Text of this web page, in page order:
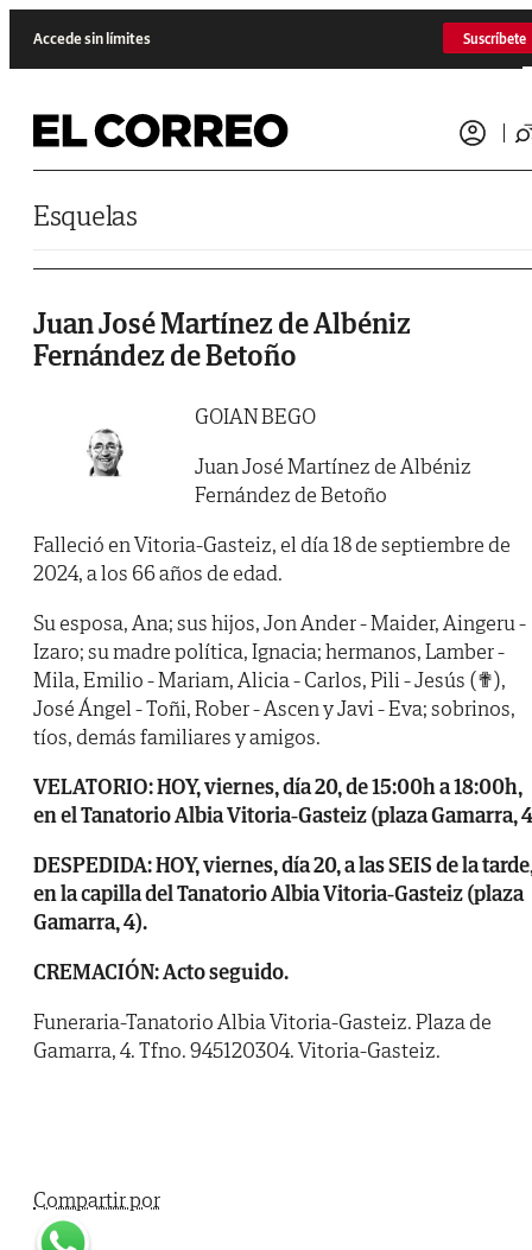
Accede sin límites Suscríbete
Esquelas
Juan José Martínez de Albéniz
Fernández de Betoño
GOIAN BEGO
Juan José Martínez de Albéniz
Fernández de Betoño
Falleció en Vitoria-Gasteiz, el día 18 de septiembre de
2024, a los 66 años de edad.
Su esposa, Ana; sus hijos, Jon Ander - Maider, Aingeru -
Izaro; su madre política, Ignacia; hermanos, Lamber -
Mila, Emilio - Mariam, Alicia - Carlos, Pili - Jesús (✟),
José Ángel - Toñi, Rober - Ascen y Javi - Eva; sobrinos,
tíos, demás familiares y amigos.
VELATORIO: HOY, viernes, día 20, de 15:00h a 18:00h,
en el Tanatorio Albia Vitoria-Gasteiz (plaza Gamarra,
DESPEDIDA: HOY, viernes, día 20, a las SEIS de la
en la capilla del Tanatorio Albia Vitoria-Gasteiz (plaza
Gamarra, 4).
CREMACIÓN: Acto seguido.
Funeraria-Tanatorio Albia Vitoria-Gasteiz. Plaza de
Gamarra, 4. Tfno. 945120304. Vitoria-Gasteiz.
Compartir por